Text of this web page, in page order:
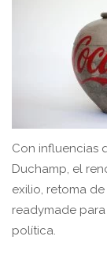
Con influencias
Duchamp, el
exilio, retoma
readymade
política.